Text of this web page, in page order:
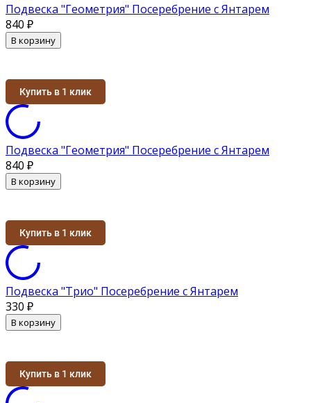
Подвеска "Геометрия" Посеребрение с Янтарем
840 ₽
В корзину
Купить в 1 клик
Подвеска "Геометрия" Посеребрение с Янтарем
840 ₽
В корзину
Купить в 1 клик
Подвеска "Трио" Посеребрение с Янтарем
330 ₽
В корзину
Купить в 1 клик